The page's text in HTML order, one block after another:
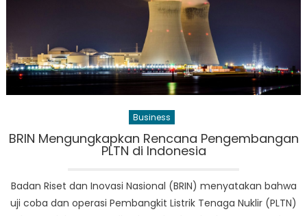
Layak
Kamu
Business
BRIN Mengungkapkan Rencana Pengembangan
PLTN di Indonesia
Badan Riset dan Inovasi Nasional (BRIN) menyatakan bahwa
uji coba dan operasi Pembangkit Listrik Tenaga Nuklir (PLTN)